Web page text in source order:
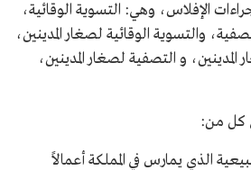
الإفلاس، وهي: التسوية الوقائية،
والتسوية الوقائية لصغار المدينين،
المدينين، و التصفية لصغار المدينين،
كل من:
الذي يمارس في المملكة أعمالاً